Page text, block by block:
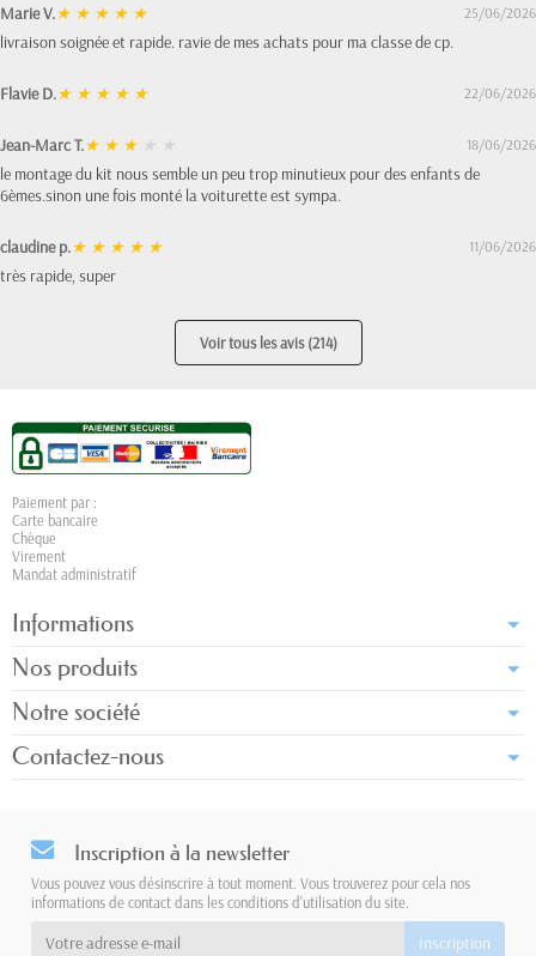
Marie V.★ ★ ★ ★ ★ 25/06/2026
livraison soignée et rapide. ravie de mes achats pour ma classe de cp.
Flavie D.★ ★ ★ ★ ★ 22/06/2026
Jean-Marc T.★ ★ ★ ★ ★ 18/06/2026
le montage du kit nous semble un peu trop minutieux pour des enfants de
6èmes.sinon une fois monté la voiturette est sympa.
claudine p.★ ★ ★ ★ ★ 11/06/2026
très rapide, super
Voir tous les avis (214)
Paiement par :
Carte bancaire
Chèque
Virement
Mandat administratif
Informations
Nos produits
Notre société
Contactez-nous
Inscription à la newsletter
Vous pouvez vous désinscrire à tout moment. Vous trouverez pour cela nos
informations de contact dans les conditions d'utilisation du site.